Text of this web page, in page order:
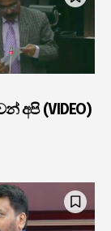
අපි (VIDEO)